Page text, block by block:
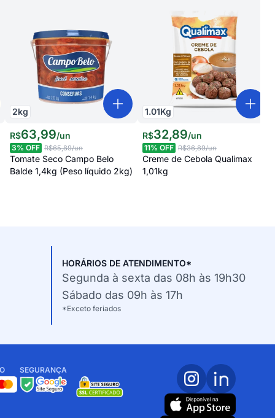
2kg
R$63,99/un
3% OFF R$65,89/un
Tomate Seco Campo Belo
Balde 1,4kg (Peso líquido 2kg)
1.01Kg
R$32,89/un
11% OFF R$36,89/un
Creme de Cebola Qualimax
1,01kg
HORÁRIOS DE ATENDIMENTO*
Segunda à sexta das 08h às 19h30
Sábado das 09h às 17h
*Exceto feriados
SEGURANÇA